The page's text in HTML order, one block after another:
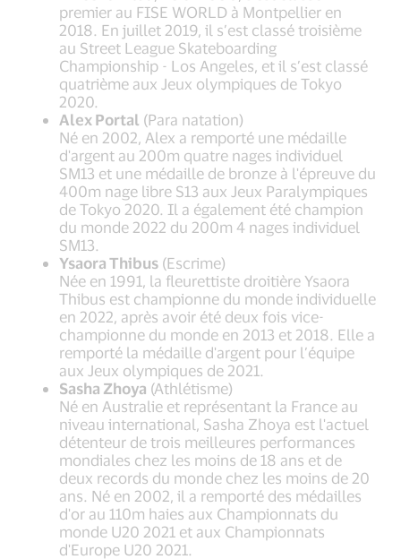
premier au FISE WORLD à Montpellier en
2018. En juillet 2019, il s’est classé troisième
au Street League Skateboarding
Championship - Los Angeles, et il s’est classé
quatrième aux Jeux olympiques de Tokyo
2020.
Alex Portal (Para natation)
Né en 2002, Alex a remporté une médaille
d'argent au 200m quatre nages individuel
SM13 et une médaille de bronze à l'épreuve du
400m nage libre S13 aux Jeux Paralympiques
de Tokyo 2020. Il a également été champion
du monde 2022 du 200m 4 nages individuel
SM13.
Ysaora Thibus (Escrime)
Née en 1991, la fleurettiste droitière Ysaora
Thibus est championne du monde individuelle
en 2022, après avoir été deux fois vice-
championne du monde en 2013 et 2018. Elle a
remporté la médaille d'argent pour l’équipe
aux Jeux olympiques de 2021.
Sasha Zhoya (Athlétisme)
Né en Australie et représentant la France au
niveau international, Sasha Zhoya est l'actuel
détenteur de trois meilleures performances
mondiales chez les moins de 18 ans et de
deux records du monde chez les moins de 20
ans. Né en 2002, il a remporté des médailles
d'or au 110m haies aux Championnats du
monde U20 2021 et aux Championnats
d'Europe U20 2021.